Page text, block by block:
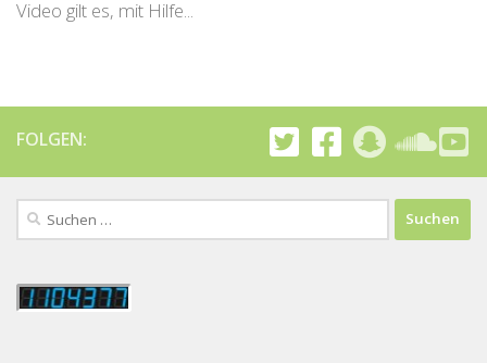
Video gilt es, mit Hilfe...
FOLGEN:
Suchen